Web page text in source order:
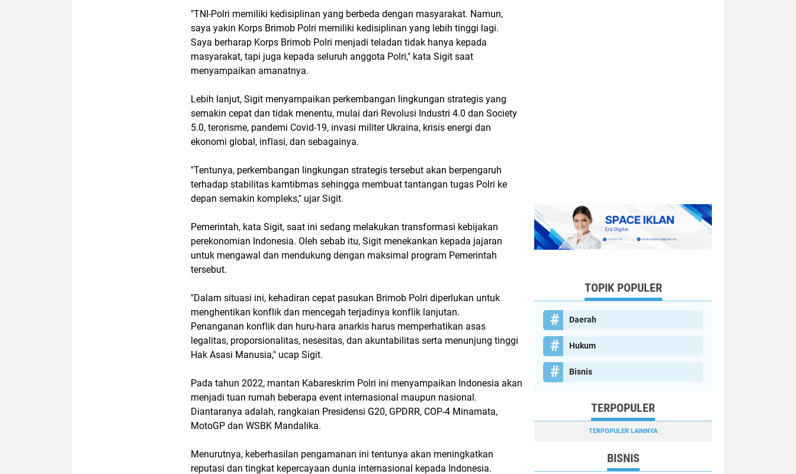
"TNI-Polri memiliki kedisiplinan yang berbeda dengan masyarakat. Namun,
saya yakin Korps Brimob Polri memiliki kedisiplinan yang lebih tinggi lagi.
Saya berharap Korps Brimob Polri menjadi teladan tidak hanya kepada
masyarakat, tapi juga kepada seluruh anggota Polri," kata Sigit saat
menyampaikan amanatnya.
Lebih lanjut, Sigit menyampaikan perkembangan lingkungan strategis yang
semakin cepat dan tidak menentu, mulai dari Revolusi Industri 4.0 dan Society
5.0, terorisme, pandemi Covid-19, invasi militer Ukraina, krisis energi dan
ekonomi global, inflasi, dan sebagainya.
"Tentunya, perkembangan lingkungan strategis tersebut akan berpengaruh
terhadap stabilitas kamtibmas sehingga membuat tantangan tugas Polri ke
depan semakin kompleks," ujar Sigit.
Pemerintah, kata Sigit, saat ini sedang melakukan transformasi kebijakan
perekonomian Indonesia. Oleh sebab itu, Sigit menekankan kepada jajaran
untuk mengawal dan mendukung dengan maksimal program Pemerintah
tersebut.
"Dalam situasi ini, kehadiran cepat pasukan Brimob Polri diperlukan untuk
menghentikan konflik dan mencegah terjadinya konflik lanjutan.
Penanganan konflik dan huru-hara anarkis harus memperhatikan asas
legalitas, proporsionalitas, nesesitas, dan akuntabilitas serta menunjung tinggi
Hak Asasi Manusia," ucap Sigit.
Pada tahun 2022, mantan Kabareskrim Polri ini menyampaikan Indonesia akan
menjadi tuan rumah beberapa event internasional maupun nasional.
Diantaranya adalah, rangkaian Presidensi G20, GPDRR, COP-4 Minamata,
MotoGP dan WSBK Mandalika.
Menurutnya, keberhasilan pengamanan ini tentunya akan meningkatkan
reputasi dan tingkat kepercayaan dunia internasional kepada Indonesia.
TOPIK POPULER
Daerah
Hukum
Bisnis
TERPOPULER
TERPOPULER LAINNYA
BISNIS